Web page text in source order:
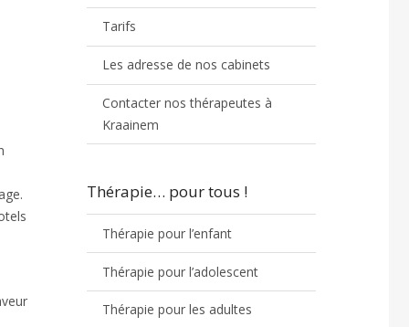
Tarifs
Les adresse de nos cabinets
Contacter nos thérapeutes à
Kraainem
Thérapie… pour tous !
Thérapie pour l’enfant
Thérapie pour l’adolescent
Thérapie pour les adultes